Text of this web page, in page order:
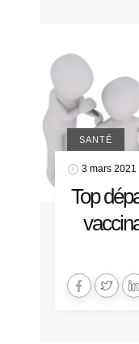
SANTÉ
3 mars 2021
Top